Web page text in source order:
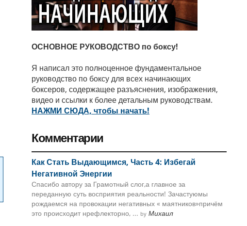
ОСНОВНОЕ РУКОВОДСТВО по боксу!
Я написал это полноценное фундаментальное
руководство по боксу для всех начинающих
боксеров, содержащее разъяснения, изображения,
видео и ссылки к более детальным руководствам.
НАЖМИ СЮДА, чтобы начать!
Комментарии
Как Стать Выдающимся, Часть 4: Избегай
Негативной Энергии
Спасибо автору за Грамотный слог,а главное за
переданную суть восприятия реальности! Зачастуюмы
рождаемся на провокации негативных « маятников»причём
это происходит нрефлекторно, ... by Михаил